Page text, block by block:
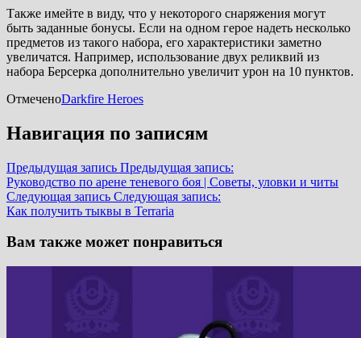
Также имейте в виду, что у некоторого снаряжения могут
быть заданные бонусы. Если на одном герое надеть несколько
предметов из такого набора, его характеристики заметно
увеличатся. Например, использование двух реликвий из
набора Берсерка дополнительно увеличит урон на 10 пунктов.
ОтмеченоDarkfire Heroes
Навигация по записям
Предыдущая запись Предыдущая запись:
Руководство по арене теневого боя | Советы, уловки и читы
Следующая запись Следующая запись:
Как получить тыквы в Terraria
Вам также может понравиться